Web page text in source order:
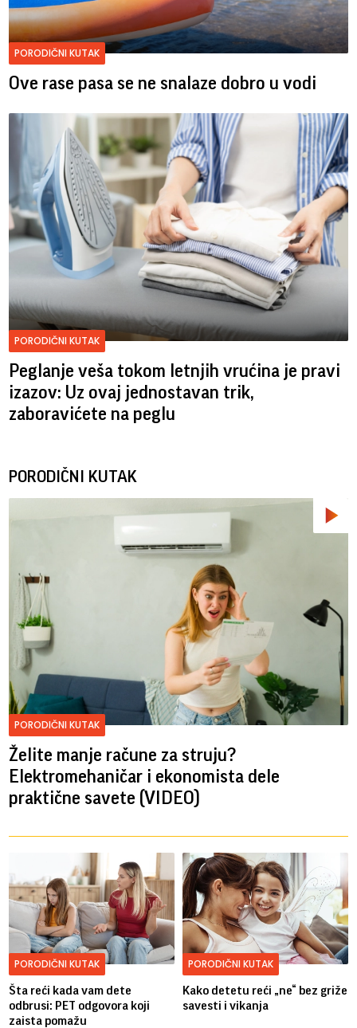
PORODIČNI KUTAK
Ove rase pasa se ne snalaze dobro u vodi
PORODIČNI KUTAK
Peglanje veša tokom letnjih vrućina je pravi
izazov: Uz ovaj jednostavan trik,
zaboravićete na peglu
PORODIČNI KUTAK
PORODIČNI KUTAK
Želite manje račune za struju?
Elektromehaničar i ekonomista dele
praktične savete (VIDEO)
PORODIČNI KUTAK
Šta reći kada vam dete
odbrusi: PET odgovora koji
zaista pomažu
PORODIČNI KUTAK
Kako detetu reći „ne“ bez griže
savesti i vikanja